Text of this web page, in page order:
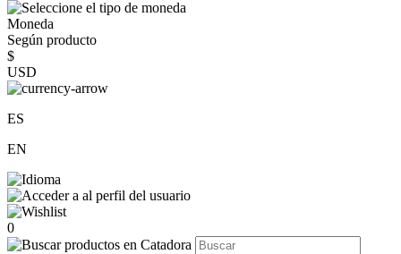
Moneda
Según producto
$
USD
ES
EN
0